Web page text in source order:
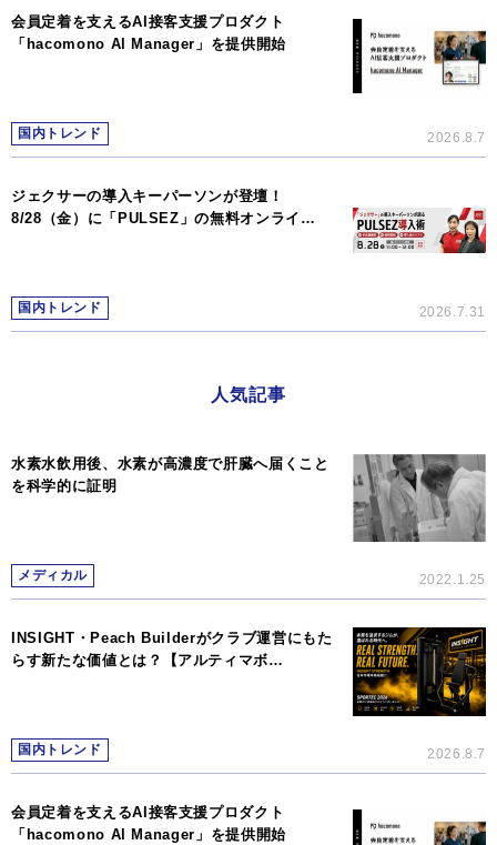
会員定着を支えるAI接客支援プロダクト
「hacomono AI Manager」を提供開始
国内トレンド 2026.8.7
ジェクサーの導入キーパーソンが登壇！
8/28（金）に「PULSEZ」の無料オンライ…
国内トレンド 2026.7.31
人気記事
水素水飲用後、水素が高濃度で肝臓へ届くこと
を科学的に証明
メディカル 2022.1.25
INSIGHT・Peach Builderがクラブ運営にもた
らす新たな価値とは？【アルティマボ…
国内トレンド 2026.8.7
会員定着を支えるAI接客支援プロダクト
「hacomono AI Manager」を提供開始